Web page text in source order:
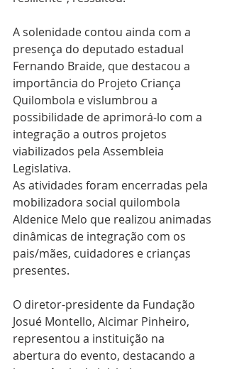
A solenidade contou ainda com a
presença do deputado estadual
Fernando Braide, que destacou a
importância do Projeto Criança
Quilombola e vislumbrou a
possibilidade de aprimorá-lo com a
integração a outros projetos
viabilizados pela Assembleia
Legislativa.
As atividades foram encerradas pela
mobilizadora social quilombola
Aldenice Melo que realizou animadas
dinâmicas de integração com os
pais/mães, cuidadores e crianças
presentes.
O diretor-presidente da Fundação
Josué Montello, Alcimar Pinheiro,
representou a instituição na
abertura do evento, destacando a